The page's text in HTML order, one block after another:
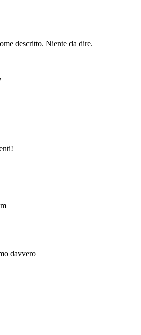
descritto. Niente da dire.
davvero